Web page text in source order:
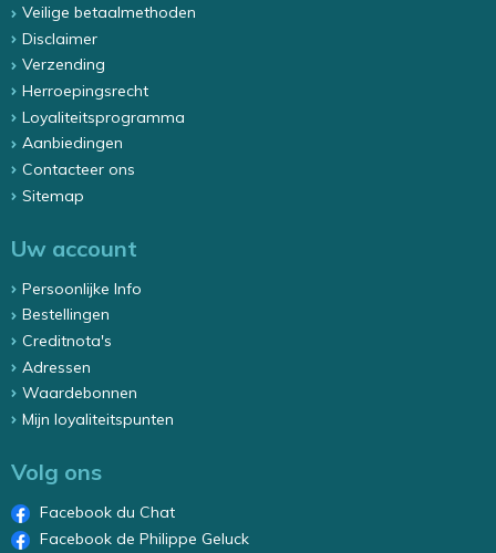
Veilige betaalmethoden
Disclaimer
Verzending
Herroepingsrecht
Loyaliteitsprogramma
Aanbiedingen
Contacteer ons
Sitemap
Uw account
Persoonlijke Info
Bestellingen
Creditnota's
Adressen
Waardebonnen
Mijn loyaliteitspunten
Volg ons
Facebook du Chat
Facebook de Philippe Geluck